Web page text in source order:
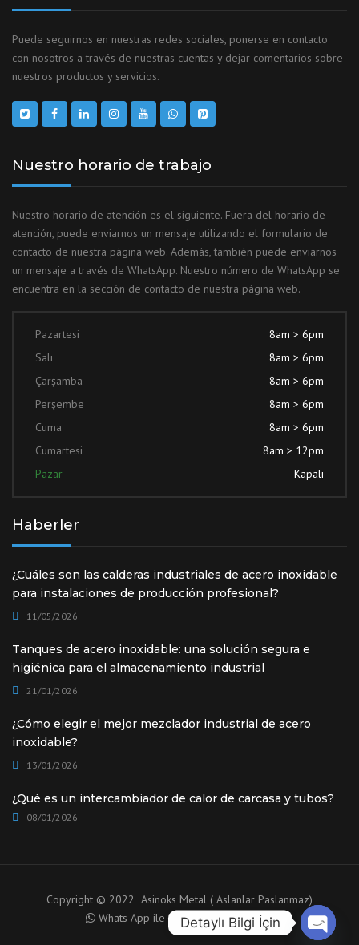
Puede seguirnos en nuestras redes sociales, ponerse en contacto
con nosotros a través de nuestras cuentas y dejar comentarios sobre
nuestros productos y servicios.
Nuestro horario de trabajo
Nuestro horario de atención es el siguiente. Fuera del horario de
atención, puede enviarnos un mensaje utilizando el formulario de
contacto de nuestra página web. Además, también puede enviarnos
un mensaje a través de WhatsApp. Nuestro número de WhatsApp se
encuentra en la sección de contacto de nuestra página web.
Pazartesi
8am > 6pm
Salı
8am > 6pm
Çarşamba
8am > 6pm
Perşembe
8am > 6pm
Cuma
8am > 6pm
Cumartesi
8am > 12pm
Pazar
Kapalı
Haberler
¿Cuáles son las calderas industriales de acero inoxidable
para instalaciones de producción profesional?
11/05/2026
Tanques de acero inoxidable: una solución segura e
higiénica para el almacenamiento industrial
21/01/2026
¿Cómo elegir el mejor mezclador industrial de acero
inoxidable?
13/01/2026
¿Qué es un intercambiador de calor de carcasa y tubos?
08/01/2026
Copyright © 2022 Asinoks Metal ( Aslanlar Paslanmaz)
Whats App ile Danışma için tıklayınız.
Detaylı Bilgi İçin